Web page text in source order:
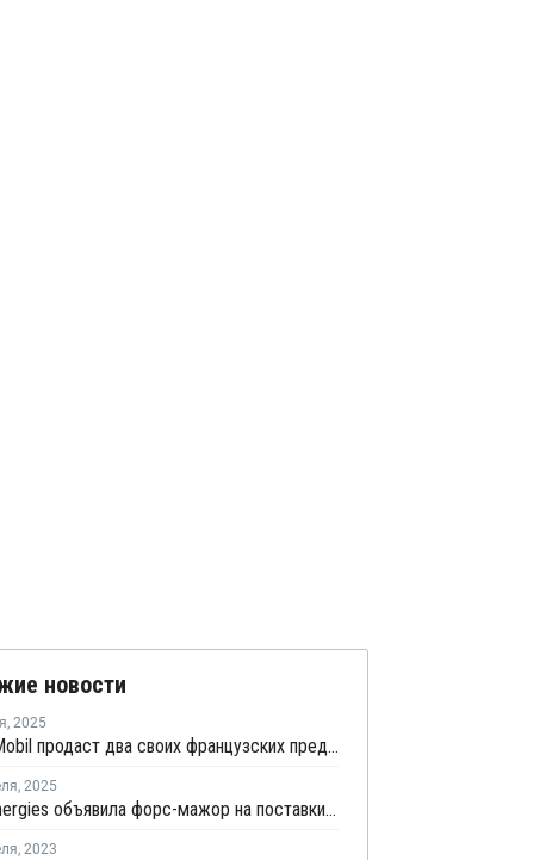
новости
, 2025
ExxonMobil продаст два своих французских предприятия компании North Atlantic
, 2025
TotalEnergies объявила форс-мажор на поставки бутадиена во Франции
, 2023